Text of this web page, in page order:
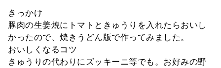
きっかけ
豚肉の生姜焼にトマトときゅうりを入れたらおいし
かったので、焼きうどん版で作ってみました。
おいしくなるコツ
きゅうりの代わりにズッキーニ等でも。お好みの野